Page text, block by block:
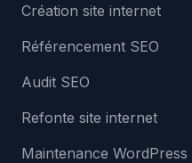
Création site internet
Référencement SEO
Audit SEO
Refonte site internet
Maintenance WordPress